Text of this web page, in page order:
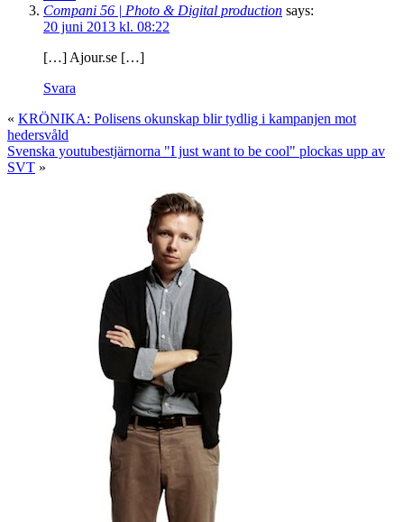
Compani 56 | Photo & Digital production says:
20 juni 2013 kl. 08:22
[…] Ajour.se […]
Svara
« KRÖNIKA: Polisens okunskap blir tydlig i kampanjen mot
hedersvåld
Svenska youtubestjärnorna "I just want to be cool" plockas upp av
SVT »